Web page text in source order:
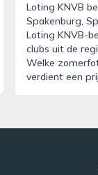
Loting KNVB
Spakenburg,
Loting KNVB-
clubs uit de
Welke
verdient een